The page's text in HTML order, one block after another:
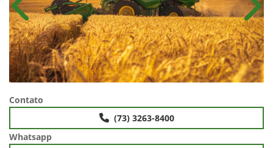
Anterior
Contato
(73) 3263-8400
Whatsapp